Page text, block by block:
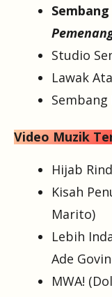
Sembang
Studio
Lawak
Sembang
Video Muzik
Hijab
Kisah
Marito)
Lebih
Ade
MWA!